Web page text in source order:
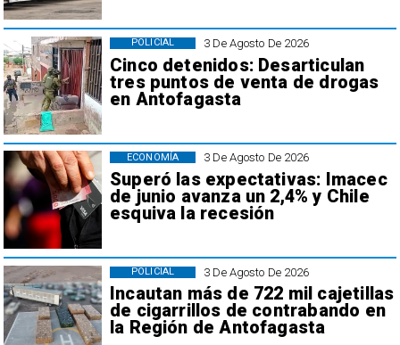
3 De Agosto De 2026
Cinco detenidos: Desarticulan
tres puntos de venta de drogas
en Antofagasta
POLICIAL
3 De Agosto De 2026
Superó las expectativas: Imacec
de junio avanza un 2,4% y Chile
esquiva la recesión
ECONOMÍA
3 De Agosto De 2026
Incautan más de 722 mil cajetillas
de cigarrillos de contrabando en
la Región de Antofagasta
POLICIAL